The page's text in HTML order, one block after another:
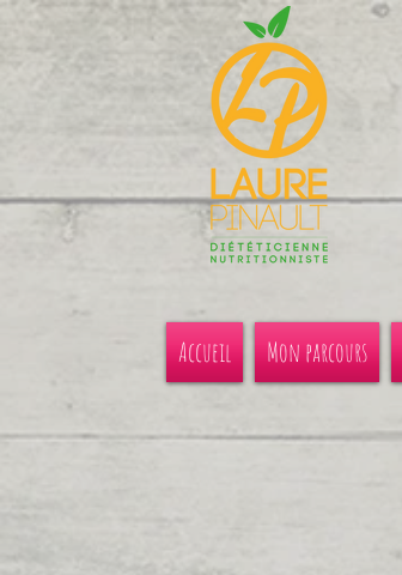
Accueil Mon parcours